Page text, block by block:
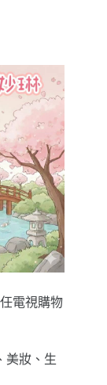
電視購物
美妝、生